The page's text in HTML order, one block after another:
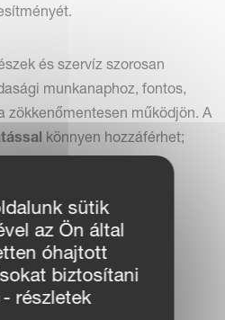
és szervíz szorosan
munkanaphoz, fontos,
zökkenőmentesen működjön. A
könnyen hozzáférhet;
hálózat elérése
sütik
az Ön által
óhajtott
biztosítani
részletek